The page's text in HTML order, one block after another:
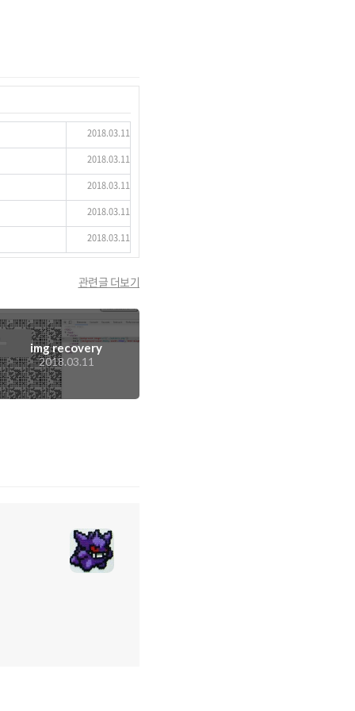
2018.03.11
2018.03.11
2018.03.11
2018.03.11
2018.03.11
관련글 더보기
img recovery
2018.03.11